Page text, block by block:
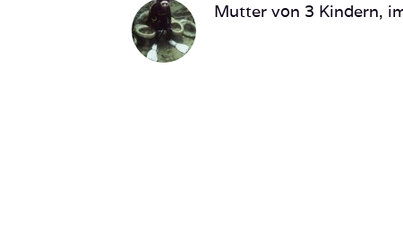
Mutter von 3 Kindern,